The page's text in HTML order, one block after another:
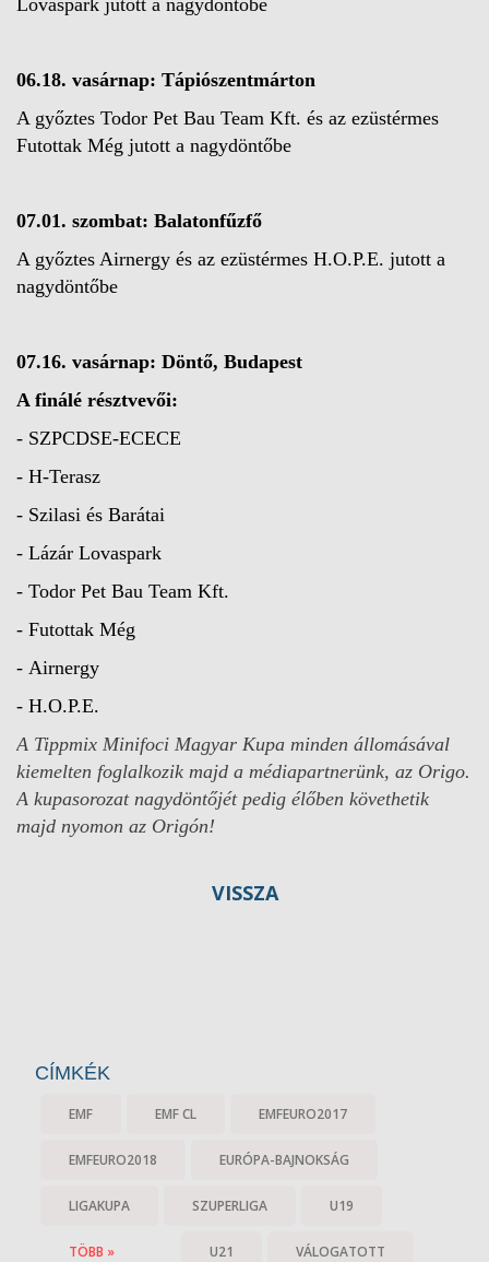
06.18. vasárnap: Tápiószentmárton
A győztes Todor Pet Bau Team Kft. és az ezüstérmes
Futottak Még jutott a nagydöntőbe
07.01. szombat: Balatonfűzfő
A győztes Airnergy és az ezüstérmes H.O.P.E. jutott a
nagydöntőbe
07.16. vasárnap: Döntő, Budapest
A finálé résztvevői:
- SZPCDSE-ECECE
- H-Terasz
- Szilasi és Barátai
- Lázár Lovaspark
- Todor Pet Bau Team Kft.
- Futottak Még
- Airnergy
- H.O.P.E.
A Tippmix Minifoci Magyar Kupa minden állomásával
kiemelten foglalkozik majd a médiapartnerünk, az Origo.
A kupasorozat nagydöntőjét pedig élőben követhetik
majd nyomon az Origón!
VISSZA
CÍMKÉK
EMF EMF CL EMFEURO2017
EMFEURO2018 EURÓPA-BAJNOKSÁG
LIGAKUPA SZUPERLIGA U19
U21 VÁLOGATOTT
TÖBB »